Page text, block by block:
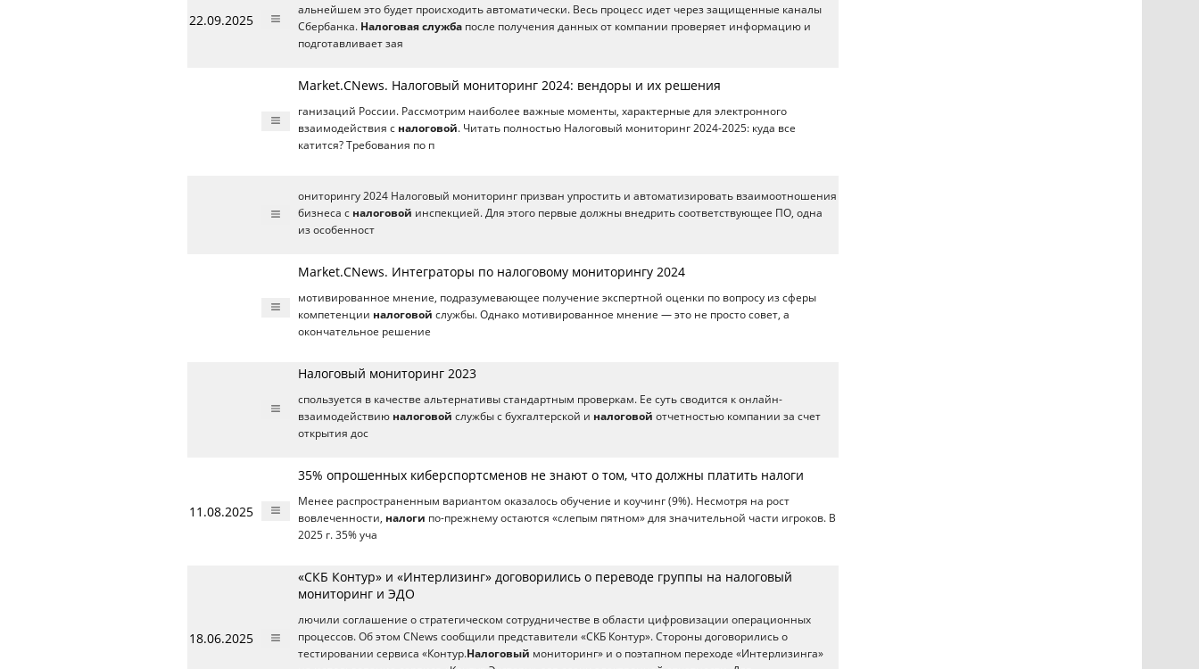
22.09.2025
альнейшем это будет происходить автоматически. Весь процесс идет через защищенные каналы
Сбербанка. Налоговая служба после получения данных от компании проверяет информацию и
подготавливает зая
Market.CNews. Налоговый мониторинг 2024: вендоры и их решения
ганизаций России. Рассмотрим наиболее важные моменты, характерные для электронного
взаимодействия с налоговой. Читать полностью Налоговый мониторинг 2024-2025: куда все
катится? Требования по п
ониторингу 2024 Налоговый мониторинг призван упростить и автоматизировать взаимоотношения
бизнеса с налоговой инспекцией. Для этого первые должны внедрить соответствующее ПО, одна
из особенност
Market.CNews. Интеграторы по налоговому мониторингу 2024
мотивированное мнение, подразумевающее получение экспертной оценки по вопросу из сферы
компетенции налоговой службы. Однако мотивированное мнение — это не просто совет, а
окончательное решение
Налоговый мониторинг 2023
спользуется в качестве альтернативы стандартным проверкам. Ее суть сводится к онлайн-
взаимодействию налоговой службы с бухгалтерской и налоговой отчетностью компании за счет
открытия дос
11.08.2025
35% опрошенных киберспортсменов не знают о том, что должны платить налоги
Менее распространенным вариантом оказалось обучение и коучинг (9%). Несмотря на рост
вовлеченности, налоги по-прежнему остаются «слепым пятном» для значительной части игроков. В
2025 г. 35% уча
18.06.2025
«СКБ Контур» и «Интерлизинг» договорились о переводе группы на налоговый
мониторинг и ЭДО ​
лючили соглашение о стратегическом сотрудничестве в области цифровизации операционных
процессов. Об этом CNews сообщили представители «СКБ Контур». Стороны договорились о
тестировании сервиса «Контур.Налоговый мониторинг» и о поэтапном переходе «Интерлизинга»